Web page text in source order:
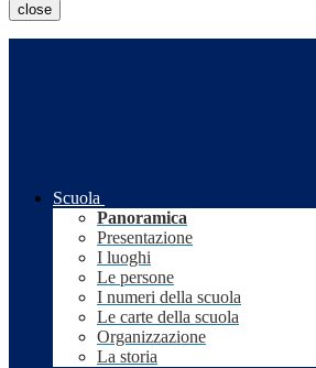
close
Scuola
Panoramica
Presentazione
I luoghi
Le persone
I numeri della scuola
Le carte della scuola
Organizzazione
La storia